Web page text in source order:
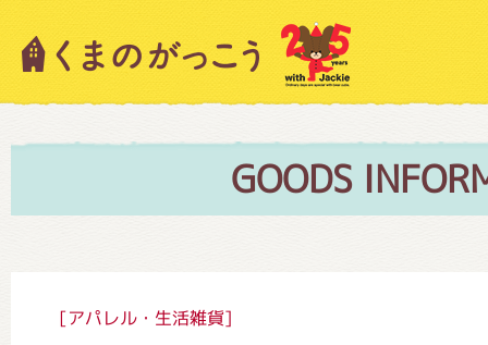
GOODS
[アパレル・生活雑貨]
キャラクター紹介